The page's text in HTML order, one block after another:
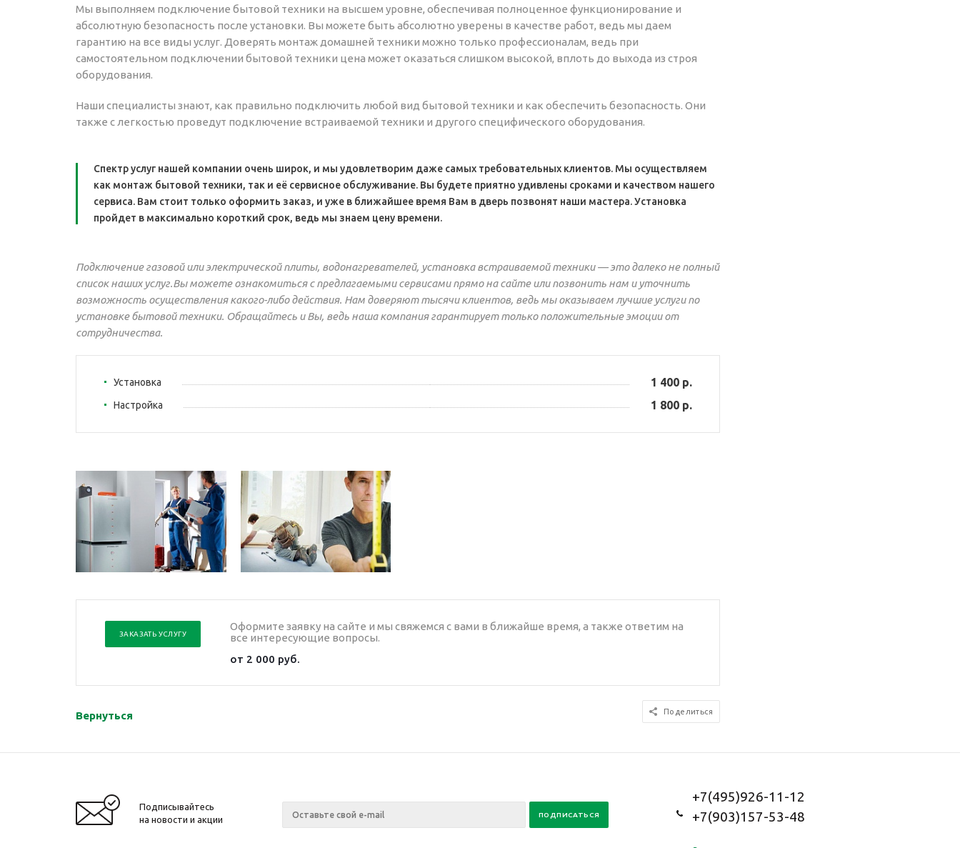
Мы выполняем подключение бытовой техники на высшем уровне, обеспечивая полноценное функционирование и
абсолютную безопасность после установки. Вы можете быть абсолютно уверены в качестве работ, ведь мы даем
гарантию на все виды услуг. Доверять монтаж домашней техники можно только профессионалам, ведь при
самостоятельном подключении бытовой техники цена может оказаться слишком высокой, вплоть до выхода из строя
оборудования.
Наши специалисты знают, как правильно подключить любой вид бытовой техники и как обеспечить безопасность. Они
также с легкостью проведут подключение встраиваемой техники и другого специфического оборудования.
Спектр услуг нашей компании очень широк, и мы удовлетворим даже самых требовательных клиентов. Мы осуществляем
как монтаж бытовой техники, так и её сервисное обслуживание. Вы будете приятно удивлены сроками и качеством нашего
сервиса. Вам стоит только оформить заказ, и уже в ближайшее время Вам в дверь позвонят наши мастера. Установка
пройдет в максимально короткий срок, ведь мы знаем цену времени.
Подключение газовой или электрической плиты, водонагревателей, установка встраиваемой техники — это далеко не полный
список наших услуг.Вы можете ознакомиться с предлагаемыми сервисами прямо на сайте или позвонить нам и уточнить
возможность осуществления какого-либо действия. Нам доверяют тысячи клиентов, ведь мы оказываем лучшие услуги по
установке бытовой техники. Обращайтесь и Вы, ведь наша компания гарантирует только положительные эмоции от
сотрудничества.
Установка 1 400 р.
Настройка 1 800 р.
ЗАКАЗАТЬ УСЛУГУ
Оформите заявку на сайте и мы свяжемся с вами в ближайше время, а также ответим на
все интересующие вопросы.
от 2 000 руб.
Вернуться Поделиться
Подписывайтесь
на новости и акции
+7(495)926-11-12
+7(903)157-53-48